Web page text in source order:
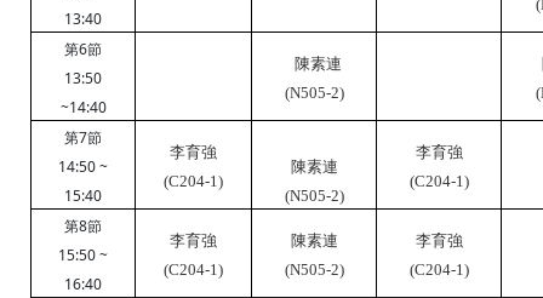
13:40
(
第6節
13:50
~14:40
陳素連
(N505-2)
(
第7節
14:50 ~
15:40
李育強
(C204-1)
陳素連
(N505-2)
李育強
(C204-1)
第8節
15:50 ~
16:40
李育強
(C204-1)
陳素連
(N505-2)
李育強
(C204-1)